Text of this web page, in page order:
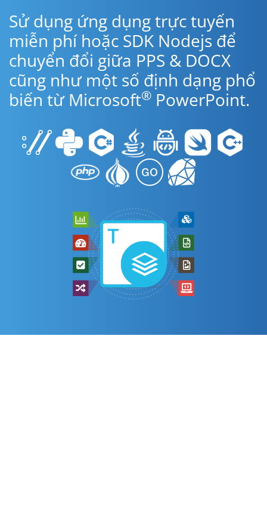
Sử dụng ứng dụng trực tuyến
miễn phí hoặc SDK Nodejs để
chuyển đổi giữa PPS & DOCX
cũng như một số định dạng phổ
biến từ Microsoft® PowerPoint.